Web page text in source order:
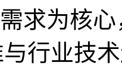
求为核
行业技